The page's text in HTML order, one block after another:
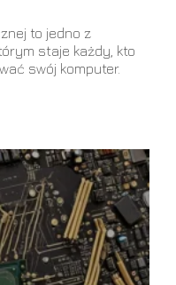
to jedno z
staje każdy, kto
swój komputer.